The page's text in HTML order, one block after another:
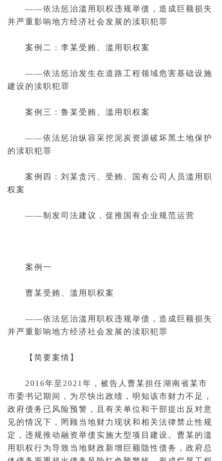
——依法惩治滥用职权违规举债，造成巨额损失
并严重影响地方经济社会发展的渎职犯罪
案例二：李某受贿、滥用职权案
——依法惩治发生在道路工程领域危害基础设施
建设的渎职犯罪
案例三：鲁某受贿、滥用职权案
——依法惩治纵容采挖泥炭资源破坏黑土地保护
的渎职犯罪
案例四：刘某贪污、受贿、国有公司人员滥用职
权案
——制发司法建议，促推国有企业规范运营
案例一
曹某受贿、滥用职权案
——依法惩治滥用职权违规举债，造成巨额损失
并严重影响地方经济社会发展的渎职犯罪
【简要案情】
2016年至2021年，被告人曹某担任湖南省某市
市委书记期间，为尽快出政绩，明知该市财力不足，
政府债务 已风险预警，且有关单位和干部提出反对意
见的情况下，罔顾当地财力现状和相关法律禁止性规
定，违规推动融资举债实施大型项目建设。曹某的滥
用职权行为导致当地财政新增巨额隐性债务，政府总